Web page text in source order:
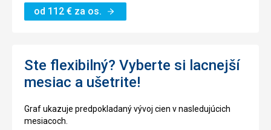
od 112 € za os.
Ste flexibilný? Vyberte si lacnejší
mesiac a ušetrite!
Graf ukazuje predpokladaný vývoj cien v nasledujúcich
mesiacoch.